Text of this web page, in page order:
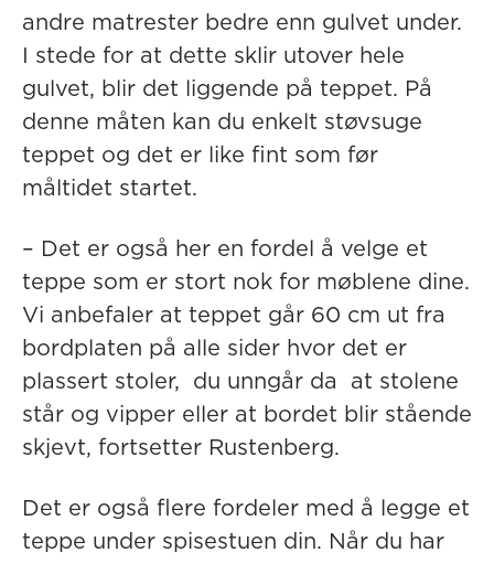
andre matrester bedre enn gulvet under.
I stede for at dette sklir utover hele
gulvet, blir det liggende på teppet. På
denne måten kan du enkelt støvsuge
teppet og det er like fint som før
måltidet startet.
– Det er også her en fordel å velge et
teppe som er stort nok for møblene dine.
Vi anbefaler at teppet går 60 cm ut fra
bordplaten på alle sider hvor det er
plassert stoler, du unngår da at stolene
står og vipper eller at bordet blir stående
skjevt, fortsetter Rustenberg.
Det er også flere fordeler med å legge et
teppe under spisestuen din. Når du har